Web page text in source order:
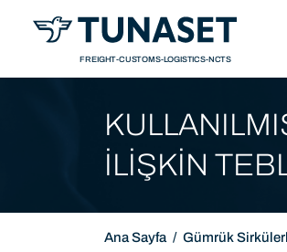
FREIGHT-CUSTOMS-LOGISTICS-NCTS
İLİŞKİN
Ana Sayfa Gümrük